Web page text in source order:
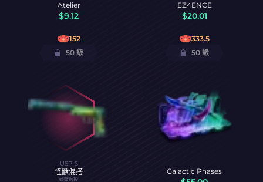
Atelier
$9.12
152
50 級
EZ4ENCE
$20.01
333.5
50 級
USP-S
怪獸混搭
輕微磨損
Galactic Phases